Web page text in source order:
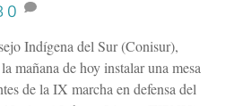
0
Indígena del Sur (Conisur),
mañana de hoy instalar una mesa
de la IX marcha en defensa del